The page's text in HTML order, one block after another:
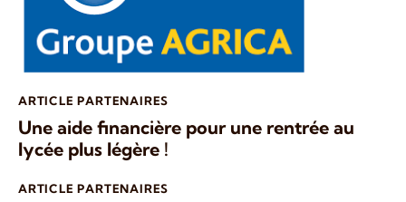
ARTICLE PARTENAIRES
Une aide financière pour une rentrée au
lycée plus légère !
ARTICLE PARTENAIRES